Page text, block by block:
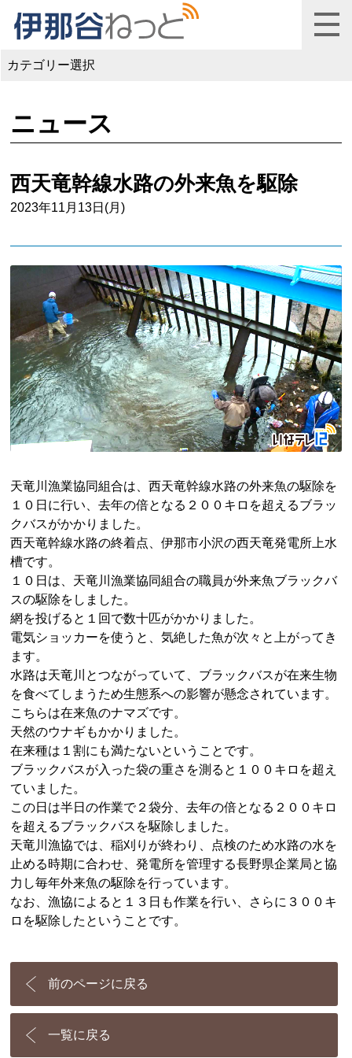
カテゴリー選択
ニュース
西天竜幹線水路の外来魚を駆除
2023年11月13日(月)
天竜川漁業協同組合は、西天竜幹線水路の外来魚の駆除を
１０日に行い、去年の倍となる２００キロを超えるブラッ
クバスがかかりました。
西天竜幹線水路の終着点、伊那市小沢の西天竜発電所上水
槽です。
１０日は、天竜川漁業協同組合の職員が外来魚ブラックバ
スの駆除をしました。
網を投げると１回で数十匹がかかりました。
電気ショッカーを使うと、気絶した魚が次々と上がってき
ます。
水路は天竜川とつながっていて、ブラックバスが在来生物
を食べてしまうため生態系への影響が懸念されています。
こちらは在来魚のナマズです。
天然のウナギもかかりました。
在来種は１割にも満たないということです。
ブラックバスが入った袋の重さを測ると１００キロを超え
ていました。
この日は半日の作業で２袋分、去年の倍となる２００キロ
を超えるブラックバスを駆除しました。
天竜川漁協では、稲刈りが終わり、点検のため水路の水を
止める時期に合わせ、発電所を管理する長野県企業局と協
力し毎年外来魚の駆除を行っています。
なお、漁協によると１３日も作業を行い、さらに３００キ
ロを駆除したということです。
前のページに戻る
一覧に戻る